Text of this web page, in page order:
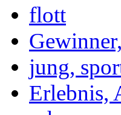
flott
jung,
Erlebnis,